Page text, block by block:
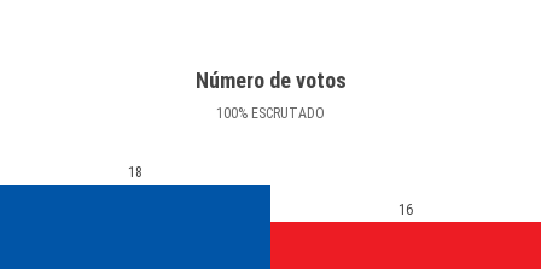
Número de votos
100% ESCRUTADO
18
16